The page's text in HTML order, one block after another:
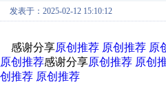
发表于：2025-02-12 15:10:12
感谢分享原创推荐 原创推荐 原
原创推荐感谢分享原创推荐 原创
创推荐 原创推荐